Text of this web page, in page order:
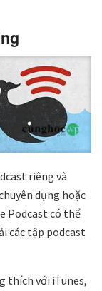
riêng và
dụng hoặc
Podcast có thể
các tập podcast
thích với iTunes,